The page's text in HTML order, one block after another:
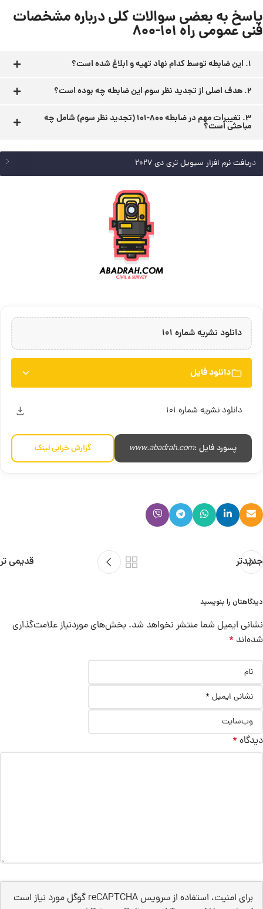
پاسخ به بعضی سوالات کلی درباره مشخصات
فنی عمومی راه 101-800
1. این ضابطه توسط کدام نهاد تهیه و ابلاغ شده است؟
2. هدف اصلی از تجدید نظر سوم این ضابطه چه بوده است؟
3. تغییرات مهم در ضابطه 800-101 (تجدید نظر سوم) شامل چه
مباحثی است؟
دریافت نرم افزار سیویل تری دی 2027
دانلود نشریه شماره 101
دانلود فایل
دانلود نشریه شماره 101
پسورد فایل :www.abadrah.com گزارش خرابی لینک
جدیدتر قدیمی تر
دیدگاهتان را بنویسید
نشانی ایمیل شما منتشر نخواهد شد. بخش‌های موردنیاز علامت‌گذاری
شده‌اند *
دیدگاه *
برای امنیت، استفاده از سرویس reCAPTCHA گوگل مورد نیاز است